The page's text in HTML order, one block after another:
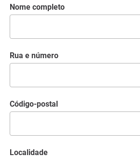
Nome completo
Rua e número
código-postal
Localidade